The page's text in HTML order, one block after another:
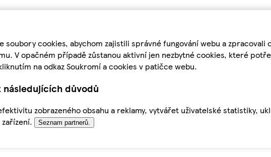
soubory cookies, abychom zajistili správné fungování webu a
V opačném případě zůstanou aktivní jen nezbytné cookies, které
na odkaz Soukromí a cookies v patičce webu.
následujících důvodů
zobrazeného obsahu a reklamy, vytvářet uživatelské statistiky,
Seznam partnerů.